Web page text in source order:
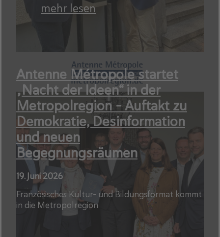
mehr lesen
Antenne Métropole startet
„Nacht der Ideen“ in der
Metropolregion – Auftakt zu
Demokratie, Desinformation
und neuen
Begegnungsräumen
19. Juni 2026
Französisches Kultur- und Bildungsformat kommt
in die Metropolregion